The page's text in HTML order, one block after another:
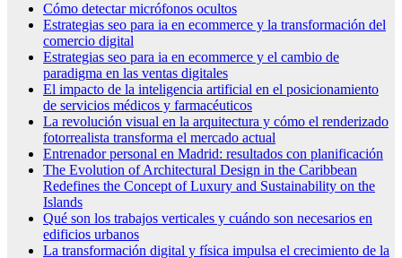
Cómo detectar micrófonos ocultos
Estrategias seo para ia en ecommerce y la transformación del
comercio digital
Estrategias seo para ia en ecommerce y el cambio de
paradigma en las ventas digitales
El impacto de la inteligencia artificial en el posicionamiento
de servicios médicos y farmacéuticos
La revolución visual en la arquitectura y cómo el renderizado
fotorrealista transforma el mercado actual
Entrenador personal en Madrid: resultados con planificación
The Evolution of Architectural Design in the Caribbean
Redefines the Concept of Luxury and Sustainability on the
Islands
Qué son los trabajos verticales y cuándo son necesarios en
edificios urbanos
La transformación digital y física impulsa el crecimiento de la